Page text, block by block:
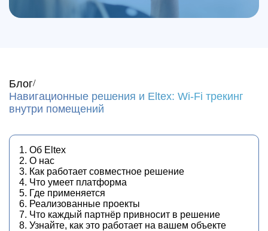
Блог
Навигационные решения и Eltex: Wi-Fi трекинг
внутри помещений
1. Об Eltex
2. О нас
3. Как работает совместное решение
4. Что умеет платформа
5. Где применяется
6. Реализованные проекты
7. Что каждый партнёр привносит в решение
8. Узнайте, как это работает на вашем объекте